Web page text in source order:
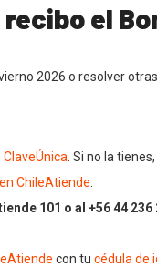
el
2026 o resolver
. Si no la
ChileAtiende
101 o al +56 44 236
con tu cédula de